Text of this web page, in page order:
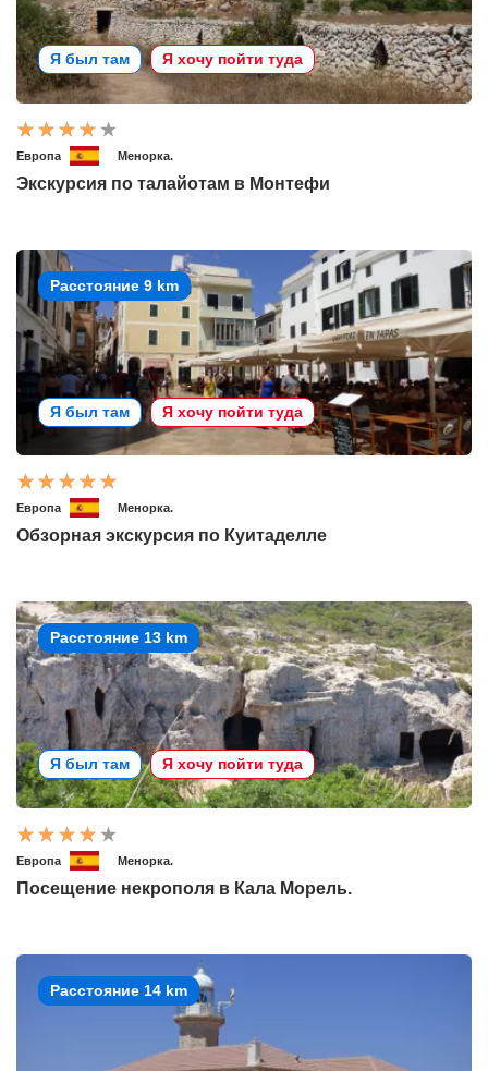
Я был там Я хочу пойти туда
Европа Менорка.
Экскурсия по талайотам в Монтефи
Расстояние 9 km
Я был там Я хочу пойти туда
Европа Менорка.
Обзорная экскурсия по Куитаделле
Расстояние 13 km
Я был там Я хочу пойти туда
Европа Менорка.
Посещение некрополя в Кала Морель.
Расстояние 14 km